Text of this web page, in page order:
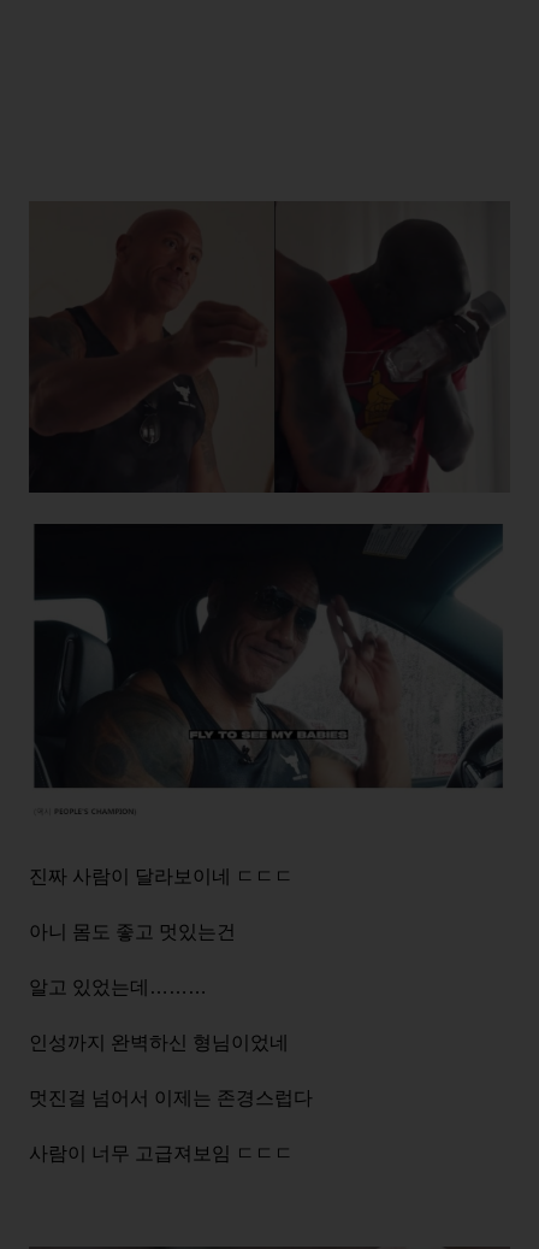
진짜 사람이 달라보이네 ㄷㄷㄷ
아니 몸도 좋고 멋있는건
알고 있었는데………
인성까지 완벽하신 형님이었네
멋진걸 넘어서 이제는 존경스럽다
사람이 너무 고급져보임 ㄷㄷㄷ